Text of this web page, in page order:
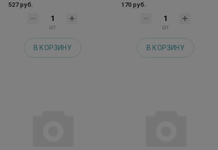
527 руб.
шт
В КОРЗИНУ
170 руб.
шт
В КОРЗИНУ